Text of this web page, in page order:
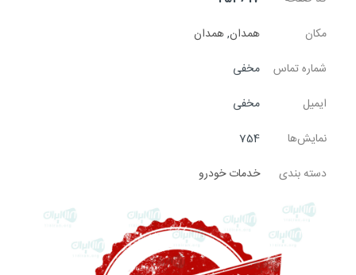
مکان
همدان,همدان
شماره تماس
مخفی
ایمیل
مخفی
نمایش‌ها
754
دسته بندی
خدمات خودرو